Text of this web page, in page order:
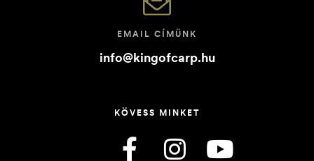
EMAIL CÍMÜNK
info@kingofcarp.hu
KÖVESS MINKET